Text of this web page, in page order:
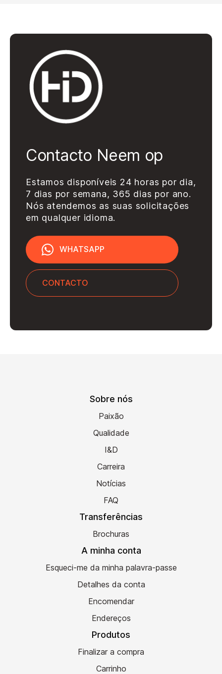
Contacto Neem op
Estamos disponíveis 24 horas por dia,
7 dias por semana, 365 dias por ano.
Nós atendemos as suas solicitações
em qualquer idioma.
WHATSAPP
CONTACTO
Sobre nós
Paixão
Qualidade
I&D
Carreira
Notícias
FAQ
Transferências
Brochuras
A minha conta
Esqueci-me da minha palavra-passe
Detalhes da conta
Encomendar
Endereços
Produtos
Finalizar a compra
Carrinho